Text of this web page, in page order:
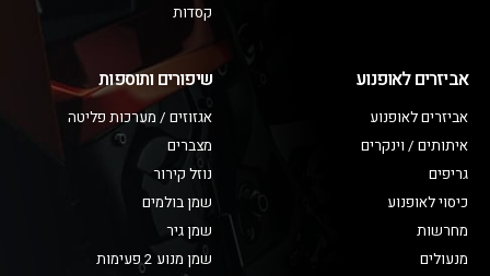
קסדות
אביזרים לאופנוע
אביזרים לאופנוע
איתותים / וינקרים
גריפים
כיסוי לאופנוע
מחרשות
מנעולים
שיפורים ותוספות
אגזוזים / מערכות פליטה
מצברים
נוזל קירור
שמן בולמים
שמן גיר
שמן מנוע 2 פעימות